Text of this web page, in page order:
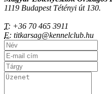
1119 Budapest Tétényi út 130.
T: +36 70 465 3911
E: titkarsag@kennelclub.hu